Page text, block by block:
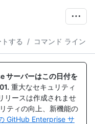
する / コマンド ライン
サーバーはこの日付を
. 重大なセキュリティ
リースは作成されませ
ティの向上、新機能の
GitHub Enterprise サ